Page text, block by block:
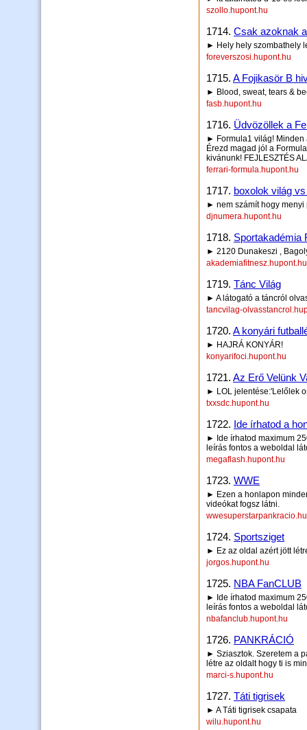
szollo.hupont.hu
1714. Csak azoknak
► Hely hely szombathely
foreverszosi.hupont.hu
1715. A Fojikasör B
► Blood, sweat, tears &
fasb.hupont.hu
1716. Üdvözöllek a
► Formula1 világ! Minden
Érezd magad jól a
kivánunk! FEJLESZTÉS
ferrari-formula.hupont.hu
1717. boxolok világ
► nem számít hogy menyi
djnumera.hupont.hu
1718. Sportakadémia
► 2120 Dunakeszi ,
akademiafitnesz.hupont.hu
1719. Tánc Világ
► A látogató a táncról
tancvilag-
1720. A konyári
► HAJRÁ KONYÁR!
konyarifoci.hupont.hu
1721. Az Erő Velünk
► LOL jelentése:'Lelőlek
txxsdc.hupont.hu
1722. Ide írhatod a
► Ide írhatod maximum
leírás fontos a weboldal
megaflash.hupont.hu
1723. WWE
► Ezen a honlapon
videókat fogsz látni.
1724. Sportsziget
► Ez az oldal azért jött
jorgos.hupont.hu
1725. NBA FanCLUB
► Ide írhatod maximum
leírás fontos a weboldal
nbafanclub.hupont.hu
1726. PANKRÁCIÓ
► Sziasztok. Szeretem a
létre az oldalt hogy ti is
marci-s.hupont.hu
1727. Táti tigrisek
► A Táti tigrisek csapata
wilu.hupont.hu